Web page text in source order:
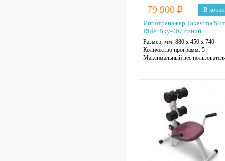
79 900 Р
В
Иппотренажер Takasima
Rider Sky-007 синий
Размер, мм: 880 х 450 х 740
Количество программ: 5
Максимальный вес